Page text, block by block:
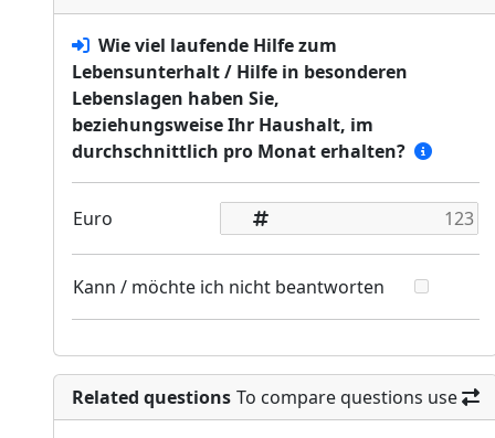
Wie viel laufende Hilfe zum
Lebensunterhalt / Hilfe in besonderen
Lebenslagen haben Sie,
beziehungsweise Ihr Haushalt, im
durchschnittlich pro Monat erhalten?
Euro
Kann / möchte ich nicht beantworten
Related questions To compare questions use